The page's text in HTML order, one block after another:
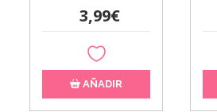
3,99€
AÑADIR